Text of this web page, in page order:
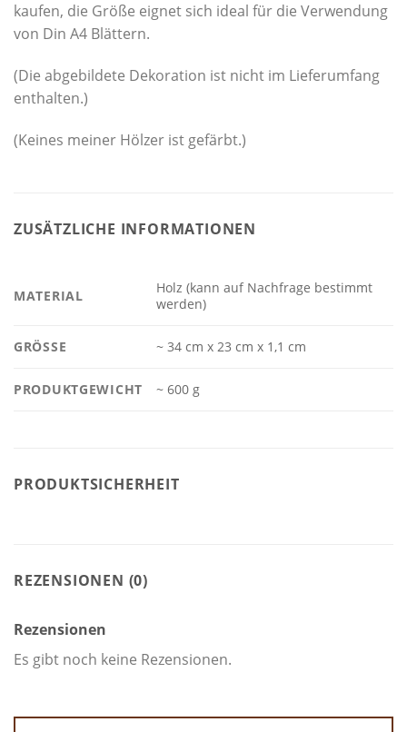
kaufen, die Größe eignet sich ideal für die Verwendung
von Din A4 Blättern.
(Die abgebildete Dekoration ist nicht im Lieferumfang
enthalten.)
(Keines meiner Hölzer ist gefärbt.)
ZUSÄTZLICHE INFORMATIONEN
MATERIAL
Holz (kann auf Nachfrage bestimmt
werden)
GRÖSSE ~ 34 cm x 23 cm x 1,1 cm
PRODUKTGEWICHT ~ 600 g
PRODUKTSICHERHEIT
REZENSIONEN (0)
Rezensionen
Es gibt noch keine Rezensionen.